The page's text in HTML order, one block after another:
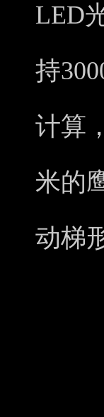
LED
持
计算
米的
动梯